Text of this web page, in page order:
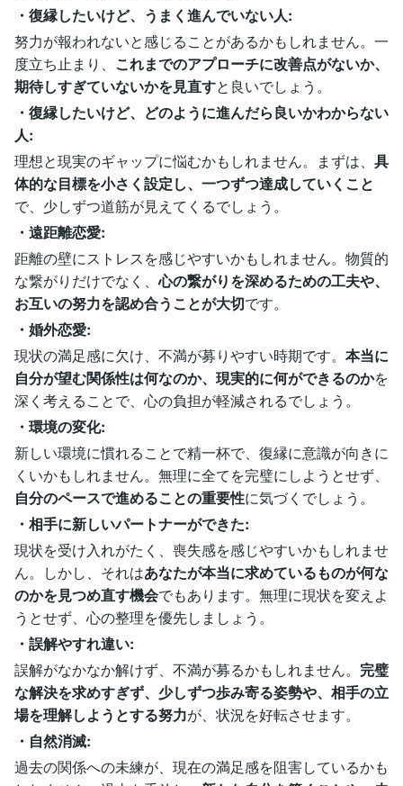
・復縁したいけど、うまく進んでいない人:
努力が報われないと感じることがあるかもしれません。一
度立ち止まり、 これまでのアプローチに改善点がないか、
期待しすぎていないかを見直すと良いでしょう。
・復縁したいけど、どのように進んだら良いかわからない
人:
理想と現実のギャップに悩むかもしれません。まずは、 具
体的な目標を小さく設定し、一つずつ達成していくこと
で、少しずつ道筋が見えてくるでしょう。
・遠距離恋愛:
距離の壁にストレスを感じやすいかもしれません。物質的
な繋がりだけでなく、心の繋がりを深めるための工夫や、
お互いの努力を認め合うことが大切です。
・婚外恋愛:
現状の満足感に欠け、不満が募りやすい時期です。 本当に
自分が望む関係性は何なのか、現実的に何ができるのかを
深く考えることで、心の負担が軽減されるでしょう。
・環境の変化:
新しい環境に慣れることで精一杯で、復縁に意識が向きに
くいかもしれません。無理に全てを完璧にしようとせず、
自分のペースで進めることの重要性に気づくでしょう。
・相手に新しいパートナーができた:
現状を受け入れがたく、喪失感を感じやすいかもしれませ
ん。しかし、それはあなたが本当に求めているものが何な
のかを見つめ直す機会でもあります。無理に現状を変えよ
うとせず、心の整理を優先しましょう。
・誤解やすれ違い:
誤解がなかなか解けず、不満が募るかもしれません。 完璧
な解決を求めすぎず、少しずつ歩み寄る姿勢や、相手の立
場を理解しようとする努力が、状況を好転させます。
・自然消滅:
過去の関係への未練が、現在の満足感を阻害しているかも